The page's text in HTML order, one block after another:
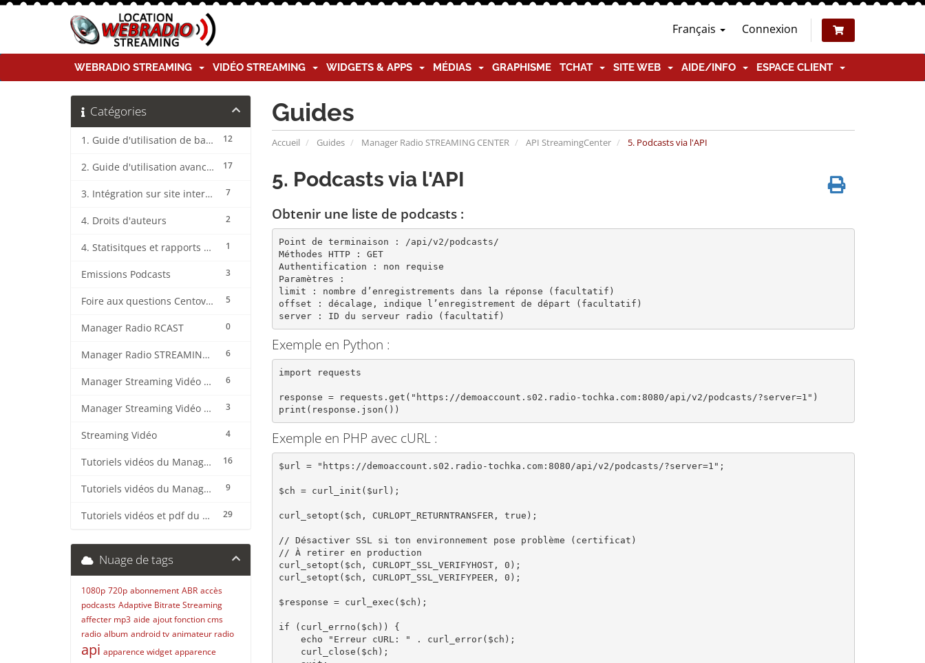
Français Connexion
WEBRADIO STREAMING VIDÉO STREAMING WIDGETS & APPS MÉDIAS GRAPHISME TCHAT SITE WEB AIDE/INFO ESPACE CLIENT
Guides
Accueil Guides Manager Radio STREAMING CENTER API StreamingCenter 5. Podcasts via l'API
Catégories
12
1. Guide d'utilisation de base CentovaCast
17
2. Guide d'utilisation avancée CentovaCast
7
3. Intégration sur site internet CentovaCast
2
4. Droits d'auteurs
1
4. Statisitques et rapports CentovaCast
3
Emissions Podcasts
5
Foire aux questions CentovaCast
0
Manager Radio RCAST
6
Manager Radio STREAMING CENTER
6
Manager Streaming Vidéo TVMCP
3
Manager Streaming Vidéo VDO
4
Streaming Vidéo
16
Tutoriels vidéos du Manager Radio CentovaCast
9
Tutoriels vidéos du Manager Radio STREAMING CENTER
29
Tutoriels vidéos et pdf du CMS Radio Wordpress + OnAir2/Pro.Radio
5. Podcasts via l'API
Obtenir une liste de podcasts :
Point de terminaison : /api/v2/podcasts/
Méthodes HTTP : GET
Authentification : non requise
Paramètres :
limit : nombre d’enregistrements dans la réponse (facultatif)
offset : décalage, indique l’enregistrement de départ (facultatif)
server : ID du serveur radio (facultatif)
Exemple en Python :
import requests
response = requests.get("https://demoaccount.s02.radio-tochka.com:8080/api/v2/podcasts/?server=1")
print(response.json())
Exemple en PHP avec cURL :
$url = "https://demoaccount.s02.radio-tochka.com:8080/api/v2/podcasts/?server=1";
$ch = curl_init($url);
curl_setopt($ch, CURLOPT_RETURNTRANSFER, true);
// Désactiver SSL si ton environnement pose problème (certificat)
// À retirer en production
curl_setopt($ch, CURLOPT_SSL_VERIFYHOST, 0);
curl_setopt($ch, CURLOPT_SSL_VERIFYPEER, 0);
$response = curl_exec($ch);
if (curl_errno($ch)) {
Nuage de tags
1080p 720p abonnement ABR accès
podcasts Adaptive Bitrate Streaming
affecter mp3 aide ajout fonction cms
radio album android tv animateur radio
api apparence widget apparence